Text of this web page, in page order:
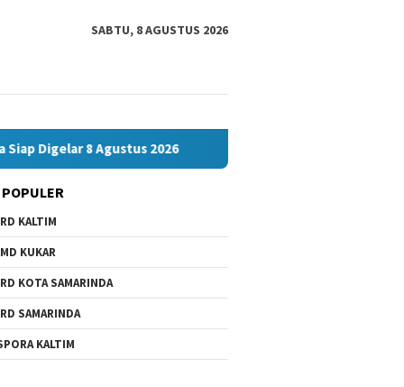
SABTU, 8 AGUSTUS 2026
8 Agustus 2026 Bawaslu Bontang dan JMSI Bontang
KALTIM
KUKAR
KOTA SAMARINDA
SAMARINDA
KALTIM